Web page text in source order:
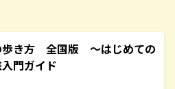
歩き方 全国版 ～はじめての
門ガイド